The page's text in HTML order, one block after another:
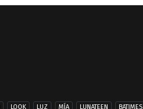
LOOK LUZ MÍA LUNATEEN BATIMES